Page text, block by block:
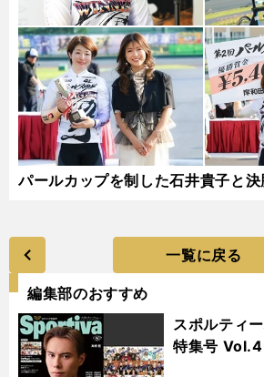
パールカップを制した石井貴子と
一覧に戻る
編集部のおすすめ
スポルティ
特集号